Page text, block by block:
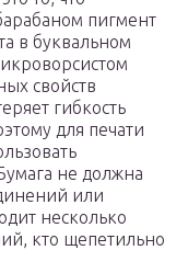
пигмент
в буквальном
свойств
гибкость
для печати
не должна
или
несколько
кто щепетильно